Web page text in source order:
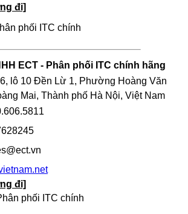
đi]
ECT - Phân phối ITC chính hãng
lô 10 Đền Lừ 1, Phường Hoàng Văn
Mai, Thành phố Hà Nội, Việt Nam
đi]